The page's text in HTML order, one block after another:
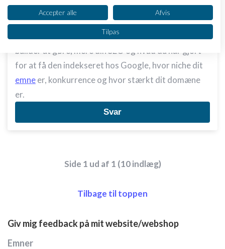
Det har ikke rigtigt noget med One.com's website
builder at gøre, mere din SEO og hvad du har gjort
for at få den indekseret hos Google, hvor niche dit
emneer, konkurrence og hvor stærkt dit domæne
er.
Svar
Side 1 ud af 1 (10 indlæg)
Tilbage til toppen
Giv mig feedback på mit website/webshop
Emner
Se partnerliste (2 IAB-leverandører)
Vi bruger dine data til følgende formål:
IAB's behandlingsformål:
Opbevare og/eller tilgå oplysninger på en
enhed
Bruge begrænsede oplysninger til at vælge
Oprette profiler til tilpasset annoncering
Oprette profiler for at tilpasse indhold
Måle indholdseffektivitet
Forstå målgrupper gennem statistikker eller
Accepter alle Afvis
Tilpas